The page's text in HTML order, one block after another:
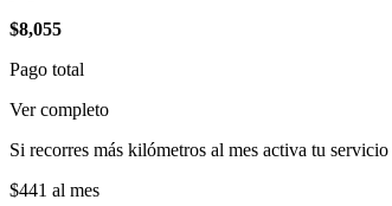
$8,055
Pago total
Ver completo
Si recorres más kilómetros al mes activa tu servicio
$441 al mes